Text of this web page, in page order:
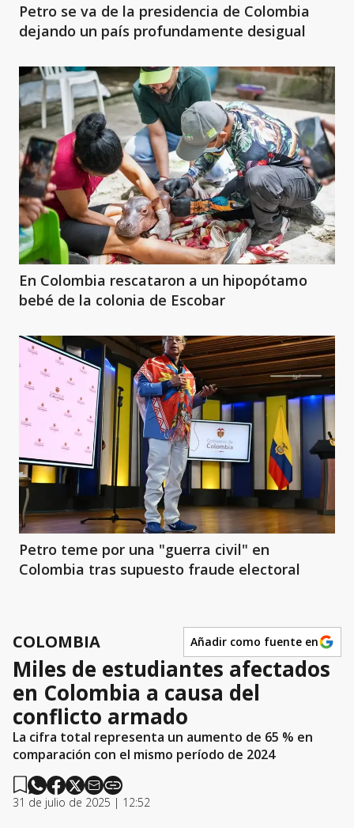
Petro se va de la presidencia de Colombia
dejando un país profundamente desigual
En Colombia rescataron a un hipopótamo
bebé de la colonia de Escobar
Petro teme por una "guerra civil" en
Colombia tras supuesto fraude electoral
COLOMBIA Añadir como fuente en
Miles de estudiantes afectados
en Colombia a causa del
conflicto armado
La cifra total representa un aumento de 65 % en
comparación con el mismo período de 2024
31 de julio de 2025 | 12:52